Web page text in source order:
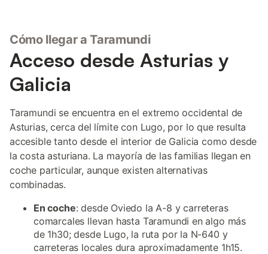
Cómo llegar a Taramundi
Acceso desde Asturias y
Galicia
Taramundi se encuentra en el extremo occidental de
Asturias, cerca del límite con Lugo, por lo que resulta
accesible tanto desde el interior de Galicia como desde
la costa asturiana. La mayoría de las familias llegan en
coche particular, aunque existen alternativas
combinadas.
En coche: desde Oviedo la A-8 y carreteras
comarcales llevan hasta Taramundi en algo más
de 1h30; desde Lugo, la ruta por la N-640 y
carreteras locales dura aproximadamente 1h15.